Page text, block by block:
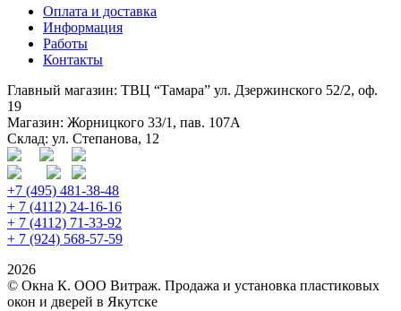
Оплата и доставка
Информация
Работы
Контакты
Главный магазин: ТВЦ “Тамара” ул. Дзержинского 52/2, оф.
19
Магазин: Жорницкого 33/1, пав. 107А
Склад: ул. Степанова, 12
+7 (495) 481-38-48
+ 7 (4112) 24-16-16
+ 7 (4112) 71-33-92
+ 7 (924) 568-57-59
2026
© Окна К. ООО Витраж. Продажа и установка пластиковых
окон и дверей в Якутске